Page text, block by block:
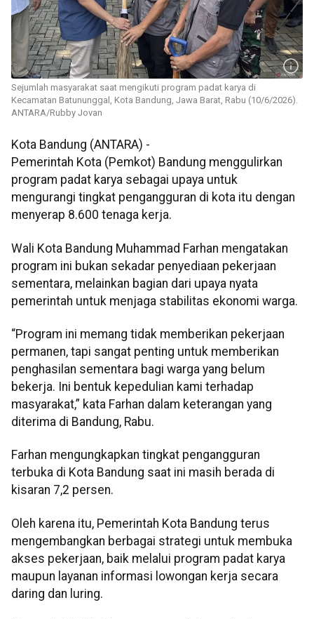
Sejumlah masyarakat saat mengikuti program padat karya di
Kecamatan Batununggal, Kota Bandung, Jawa Barat, Rabu (10/6/2026).
ANTARA/Rubby Jovan
Kota Bandung (ANTARA) -
Pemerintah Kota (Pemkot) Bandung menggulirkan
program padat karya sebagai upaya untuk
mengurangi tingkat pengangguran di kota itu dengan
menyerap 8.600 tenaga kerja.
Wali Kota Bandung Muhammad Farhan mengatakan
program ini bukan sekadar penyediaan pekerjaan
sementara, melainkan bagian dari upaya nyata
pemerintah untuk menjaga stabilitas ekonomi warga.
“Program ini memang tidak memberikan pekerjaan
permanen, tapi sangat penting untuk memberikan
penghasilan sementara bagi warga yang belum
bekerja. Ini bentuk kepedulian kami terhadap
masyarakat,” kata Farhan dalam keterangan yang
diterima di Bandung, Rabu.
Farhan mengungkapkan tingkat pengangguran
terbuka di Kota Bandung saat ini masih berada di
kisaran 7,2 persen.
Oleh karena itu, Pemerintah Kota Bandung terus
mengembangkan berbagai strategi untuk membuka
akses pekerjaan, baik melalui program padat karya
maupun layanan informasi lowongan kerja secara
daring dan luring.